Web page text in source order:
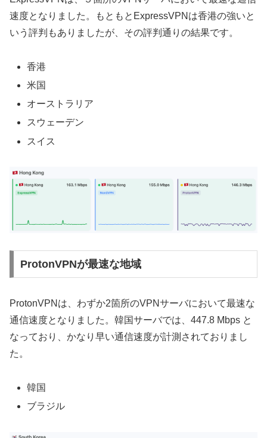
速度となりました。もともとExpressVPNは香港の強いと
いう評判もありましたが、その評判通りの結果です。
香港
米国
オーストラリア
スウェーデン
スイス
ProtonVPNが最速な地域
ProtonVPNは、わずか2箇所のVPNサーバにおいて最速な
通信速度となりました。韓国サーバでは、447.8 Mbps と
なっており、かなり早い通信速度が計測されておりまし
た。
韓国
ブラジル